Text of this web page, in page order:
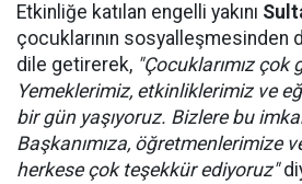
Etkinliğe katılan engelli yakını
çocuklarının sosyalleşmesinden
dile getirerek, "Çocuklarımız
Yemeklerimiz, etkinliklerimiz ve
bir gün yaşıyoruz. Bizlere bu
Başkanımıza, öğretmenlerimize
herkese çok teşekkür ediyoruz"